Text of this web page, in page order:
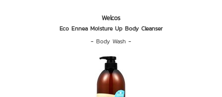
Welcos
Eco Ennea Moisture Up Body Cleanser
- Body Wash -